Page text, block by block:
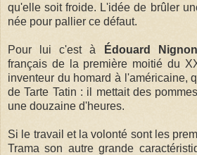
qu'elle soit froide. L'idée de brûler
née pour pallier ce défaut.
Pour lui c'est à Édouard Nignon
français de la première moitié du
inventeur du homard à l'américaine,
de Tarte Tatin : il mettait des
une douzaine d'heures.
Si le travail et la volonté sont les
Trama son autre grande